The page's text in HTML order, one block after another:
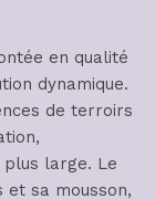
en qualité
dynamique.
de terroirs
plus large. Le
et sa mousson,